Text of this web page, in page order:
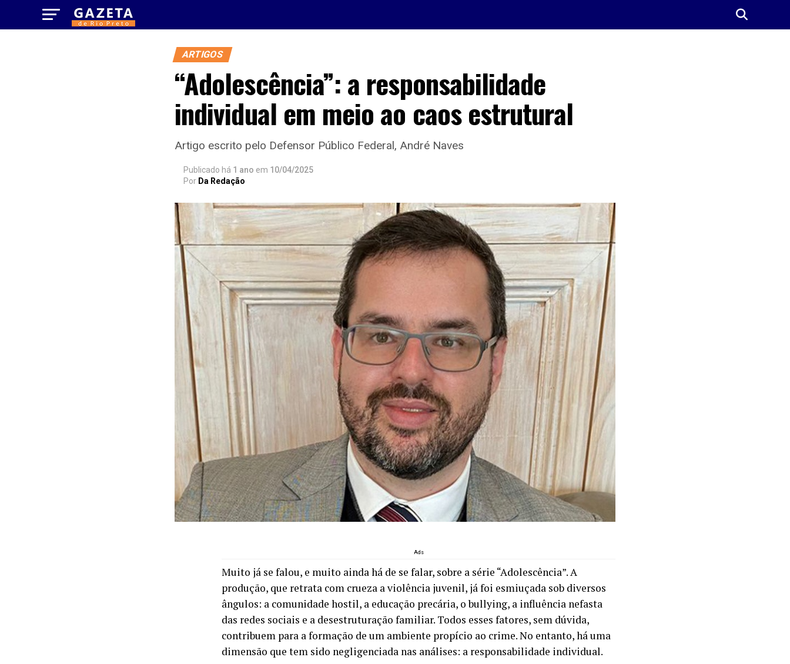
ARTIGOS
“Adolescência”: a responsabilidade
individual em meio ao caos estrutural
Artigo escrito pelo Defensor Público Federal, André Naves
Publicado há 1 ano em 10/04/2025
Por Da Redação
Ads
Muito já se falou, e muito ainda há de se falar, sobre a série “Adolescência”. A
produção, que retrata com crueza a violência juvenil, já foi esmiuçada sob diversos
ângulos: a comunidade hostil, a educação precária, o bullying, a influência nefasta
das redes sociais e a desestruturação familiar. Todos esses fatores, sem dúvida,
contribuem para a formação de um ambiente propício ao crime. No entanto, há uma
dimensão que tem sido negligenciada nas análises: a responsabilidade individual.